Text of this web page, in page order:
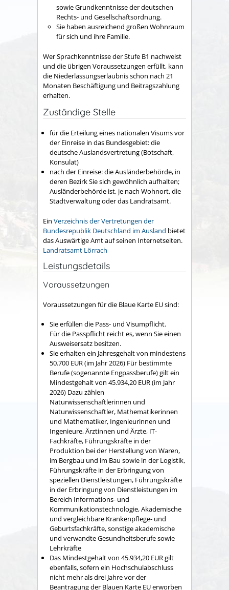
sowie Grundkenntnisse der deutschen
Rechts- und Gesellschaftsordnung.
Sie haben ausreichend großen Wohnraum
für sich und ihre Familie.
Wer Sprachkenntnisse der Stufe B1 nachweist
und die übrigen Voraussetzungen erfüllt, kann
die Niederlassungserlaubnis schon nach 21
Monaten Beschäftigung und Beitragszahlung
erhalten.
Zuständige Stelle
für die Erteilung eines nationalen Visums vor
der Einreise in das Bundesgebiet: die
deutsche Auslandsvertretung (Botschaft,
Konsulat)
nach der Einreise: die Ausländerbehörde, in
deren Bezirk Sie sich gewöhnlich aufhalten;
Ausländerbehörde ist, je nach Wohnort, die
Stadtverwaltung oder das Landratsamt.
Ein Verzeichnis der Vertretungen der
Bundesrepublik Deutschland im Ausland bietet
das Auswärtige Amt auf seinen Internetseiten.
Landratsamt Lörrach
Leistungsdetails
Voraussetzungen
Voraussetzungen für die Blaue Karte EU sind:
Sie erfüllen die Pass- und Visumpflicht.
Für die Passpflicht reicht es, wenn Sie einen
Ausweisersatz besitzen.
Sie erhalten ein Jahresgehalt von mindestens
50.700 EUR (im Jahr 2026) Für bestimmte
Berufe (sogenannte Engpassberufe) gilt ein
Mindestgehalt von 45.934,20 EUR (im Jahr
2026) Dazu zählen
Naturwissenschaftlerinnen und
Naturwissenschaftler, Mathematikerinnen
und Mathematiker, Ingenieurinnen und
Ingenieure, Ärztinnen und Ärzte, IT-
Fachkräfte, Führungskräfte in der
Produktion bei der Herstellung von Waren,
im Bergbau und im Bau sowie in der Logistik,
Führungskräfte in der Erbringung von
speziellen Dienstleistungen, Führungskräfte
in der Erbringung von Dienstleistungen im
Bereich Informations- und
Kommunikationstechnologie, Akademische
und vergleichbare Krankenpflege- und
Geburtsfachkräfte, sonstige akademische
und verwandte Gesundheitsberufe sowie
Lehrkräfte
Das Mindestgehalt von 45.934,20 EUR gilt
ebenfalls, sofern ein Hochschulabschluss
nicht mehr als drei Jahre vor der
Beantragung der Blauen Karte EU erworben